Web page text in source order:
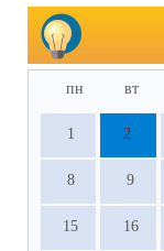
пн вт
1 2
8 9
15 16